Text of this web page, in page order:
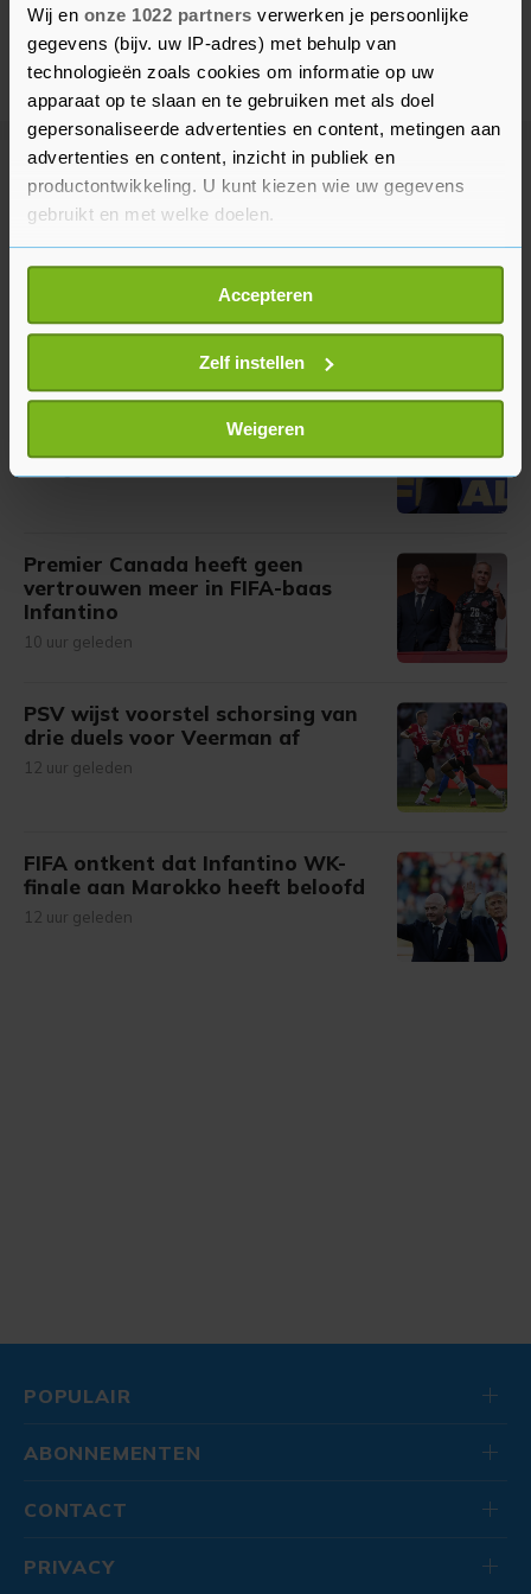
Wij en onze 1022 partners verwerken je persoonlijke
gegevens (bijv. uw IP-adres) met behulp van
technologieën zoals cookies om informatie op uw
apparaat op te slaan en te gebruiken met als doel
gepersonaliseerde advertenties en content, metingen aan
advertenties en content, inzicht in publiek en
productontwikkeling. U kunt kiezen wie uw gegevens
gebruikt en met welke doelen.
Als u het toestaat, willen we ook graag:
Informatie verzamelen over uw geografische
locatie, die tot een paar meter nauwkeurig kan zijn
Uw apparaat identificeren door het actief te
scannen op specifieke eigenschappen (fingerprinting)
Lees meer over hoe uw persoonlijke gegevens worden
verwerkt en stel uw voorkeuren in het
U kunt uw toestemming op elk moment wijzigen of
Met cookies werkt onze website beter en wordt jouw
bezoek makkelijker en persoonlijker. Op
onze cookiepagina kun je ons cookiebeleid bekijken en je
gemaakte keuze altijd wijzigen of intrekken.
Accepteren
Zelf instellen
Weigeren
Meer uit Voetbal
Zuid-Koreaanse bond onderzocht
om aanstelling trainer
4 uur geleden
voorzitter na overleg in Marokko
Premier Canada heeft geen
vertrouwen meer in FIFA-baas
Infantino
10 uur geleden
PSV wijst voorstel schorsing van
drie duels voor Veerman af
12 uur geleden
FIFA ontkent dat Infantino WK-
finale aan Marokko heeft beloofd
12 uur geleden
POPULAIR
ABONNEMENTEN
CONTACT
PRIVACY